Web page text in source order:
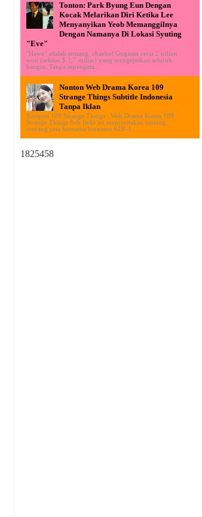
Tonton: Park Byung Eun Dengan
Kocak Melarikan Diri Ketika Lee
Menyanyikan Yeob Memanggilnya
Dengan Namanya Di Lokasi Syuting
"Eve"
"Hawa" adalah tentang chaebol Gugatan cerai 2 triliun
won (sekitar $ 1,7 miliar) yang mengejutkan seluruh
bangsa. Tanpa sepengeta...
Nonton Web Drama Korea 109
Strange Things Subtitle Indonesia
Tanpa Iklan
Sinopsis 109 Strange Things : Web Drama Korea 109
Strange Things Sub Indo ini menceritakan tentang
seorang pria bernama bernama KDI-1...
1825458